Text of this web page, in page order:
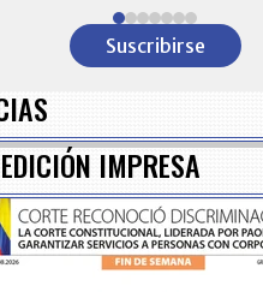
Suscribirse
IMPRESA